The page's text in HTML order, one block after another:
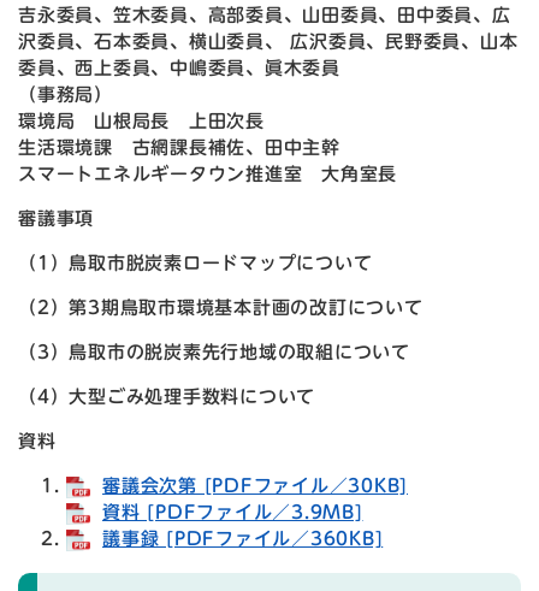
吉永委員、笠木委員、高部委員、山田委員、田中委員、広
沢委員、石本委員、横山委員、 広沢委員、民野委員、山本
委員、西上委員、中嶋委員、眞木委員
（事務局）
環境局 山根局長 上田次長
生活環境課 古網課長補佐、田中主幹
スマートエネルギータウン推進室 大角室長
審議事項
（1）鳥取市脱炭素ロードマップについて
（2）第3期鳥取市環境基本計画の改訂について
（3）鳥取市の脱炭素先行地域の取組について
（4）大型ごみ処理手数料について
資料
審議会次第 [PDFファイル／30KB]
資料 [PDFファイル／3.9MB]
議事録 [PDFファイル／360KB]